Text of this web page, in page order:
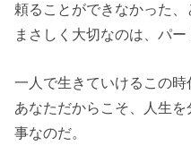
頼ることができなかった、
まさしく大切なのは、パー
一人で生きていけるこの
あなただからこそ、人生
事なのだ。